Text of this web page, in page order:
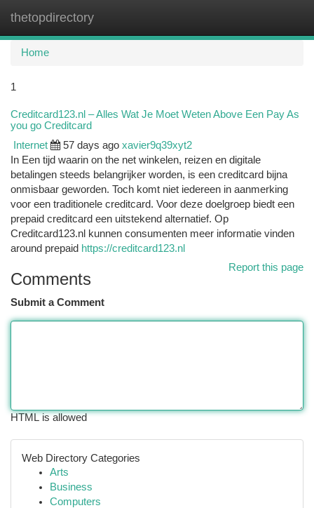
thetopdirectory
Home
1
Creditcard123.nl – Alles Wat Je Moet Weten Above Een Pay As
you go Creditcard
Internet 57 days ago xavier9q39xyt2
In Een tijd waarin on the net winkelen, reizen en digitale
betalingen steeds belangrijker worden, is een creditcard bijna
onmisbaar geworden. Toch komt niet iedereen in aanmerking
voor een traditionele creditcard. Voor deze doelgroep biedt een
prepaid creditcard een uitstekend alternatief. Op
Creditcard123.nl kunnen consumenten meer informatie vinden
around prepaid https://creditcard123.nl
Report this page
Comments
Submit a Comment
HTML is allowed
Web Directory Categories
Arts
Business
Computers